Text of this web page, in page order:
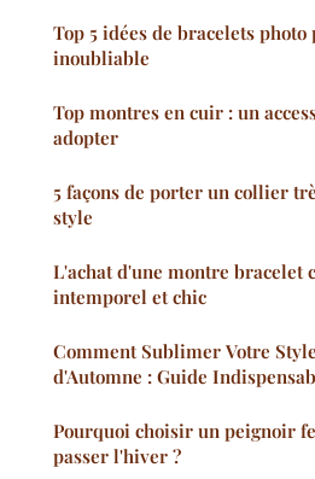
Top 5 idées de bracelets photo
inoubliable
Top montres en cuir : un
adopter
5 façons de porter un collier
style
L'achat d'une montre bracelet
intemporel et chic
Comment Sublimer Votre
d'Automne : Guide
Pourquoi choisir un peignoir
passer l'hiver ?